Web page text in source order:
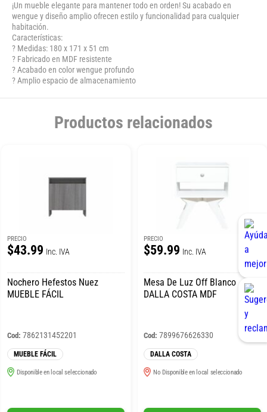
¡Un mueble elegante para mantener todo en orden! Su acabado en
wengue y diseño amplio ofrecen estilo y funcionalidad para cualquier
habitación.
Características:
? Medidas: 180 x 171 x 51 cm
? Fabricado en MDF resistente
? Acabado en color wengue profundo
? Amplio espacio de almacenamiento
Productos relacionados
PRECIO
$43.99 Inc. IVA
Nochero Hefestos Nuez
MUEBLE FÁCIL
Cod: 7862131452201
MUEBLE FÁCIL
Disponible en local seleccionado
PRECIO
$59.99 Inc. IVA
Mesa De Luz Off Blanco
DALLA COSTA MDF
Cod: 7899676626330
DALLA COSTA
No Disponible en local seleccionado